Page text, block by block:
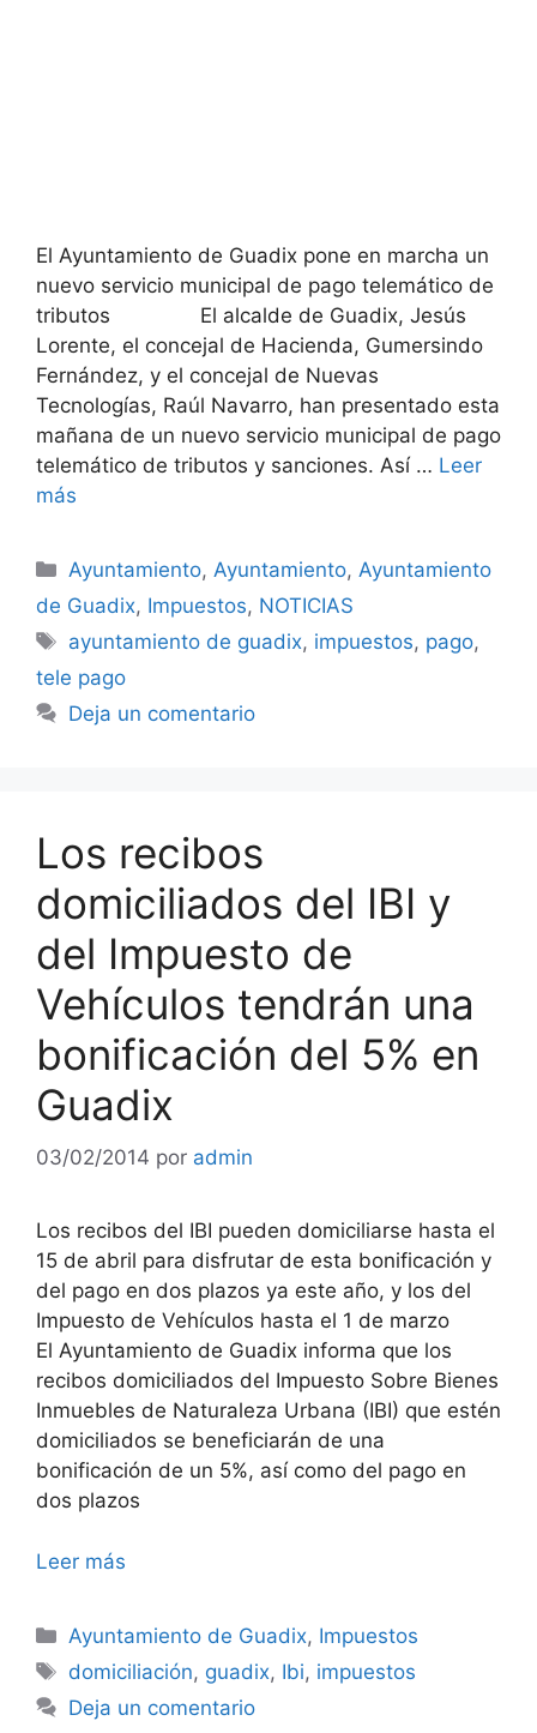
El Ayuntamiento de Guadix pone en marcha un
nuevo servicio municipal de pago telemático de
tributos El alcalde de Guadix, Jesús
Lorente, el concejal de Hacienda, Gumersindo
Fernández, y el concejal de Nuevas
Tecnologías, Raúl Navarro, han presentado esta
mañana de un nuevo servicio municipal de pago
telemático de tributos y sanciones. Así … Leer
más
Categorías
Ayuntamiento, Ayuntamiento, Ayuntamiento
de Guadix, Impuestos, NOTICIAS
Etiquetas
ayuntamiento de guadix, impuestos, pago,
tele pago
Deja un comentario
Los recibos
domiciliados del IBI y
del Impuesto de
Vehículos tendrán una
bonificación del 5% en
Guadix
03/02/2014 por admin
Los recibos del IBI pueden domiciliarse hasta el
15 de abril para disfrutar de esta bonificación y
del pago en dos plazos ya este año, y los del
Impuesto de Vehículos hasta el 1 de marzo
El Ayuntamiento de Guadix informa que los
recibos domiciliados del Impuesto Sobre Bienes
Inmuebles de Naturaleza Urbana (IBI) que estén
domiciliados se beneficiarán de una
bonificación de un 5%, así como del pago en
dos plazos
Leer más
Categorías
Ayuntamiento de Guadix, Impuestos
Etiquetas
domiciliación, guadix, Ibi, impuestos
Deja un comentario